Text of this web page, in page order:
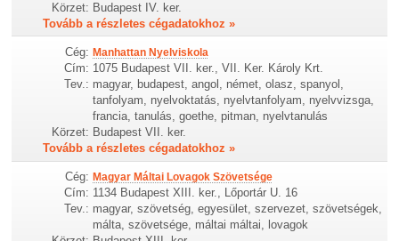
Körzet: Budapest IV. ker.
Tovább a részletes cégadatokhoz »
Cég: Manhattan Nyelviskola
Cím: 1075 Budapest VII. ker., VII. Ker. Károly Krt.
Tev.: magyar, budapest, angol, német, olasz, spanyol,
tanfolyam, nyelvoktatás, nyelvtanfolyam, nyelvvizsga,
francia, tanulás, goethe, pitman, nyelvtanulás
Körzet: Budapest VII. ker.
Tovább a részletes cégadatokhoz »
Cég: Magyar Máltai Lovagok Szövetsége
Cím: 1134 Budapest XIII. ker., Lőportár U. 16
Tev.: magyar, szövetség, egyesület, szervezet, szövetségek,
málta, szövetsége, máltai máltai, lovagok